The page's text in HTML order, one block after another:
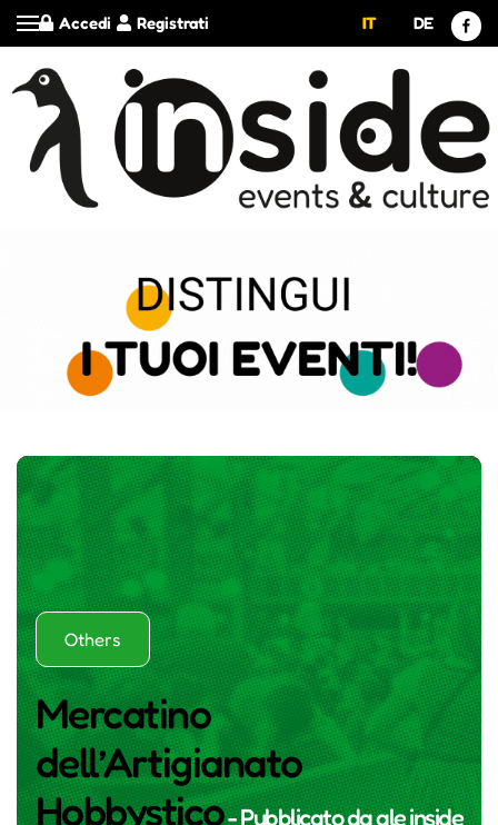
Registrati
Accedi IT DE
Others
Mercatino
dell’Artigianato
Hobbystico- Pubblicato daale inside